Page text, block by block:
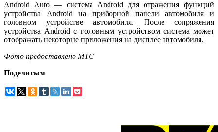
Android Auto — система Android для отражения функций
устройства Android на приборной панели автомобиля и
головном устройстве автомобиля. После сопряжения
устройства Android с головным устройством система может
отображать некоторые приложения на дисплее автомобиля.
Фото предоставлено МТС
Поделиться